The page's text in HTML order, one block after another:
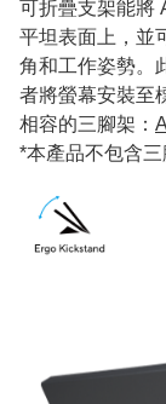
可折疊支架能將
平坦表面上，並
角和工作姿勢。
者將螢幕安裝至
相容的三腳架：
*本產品不包含三